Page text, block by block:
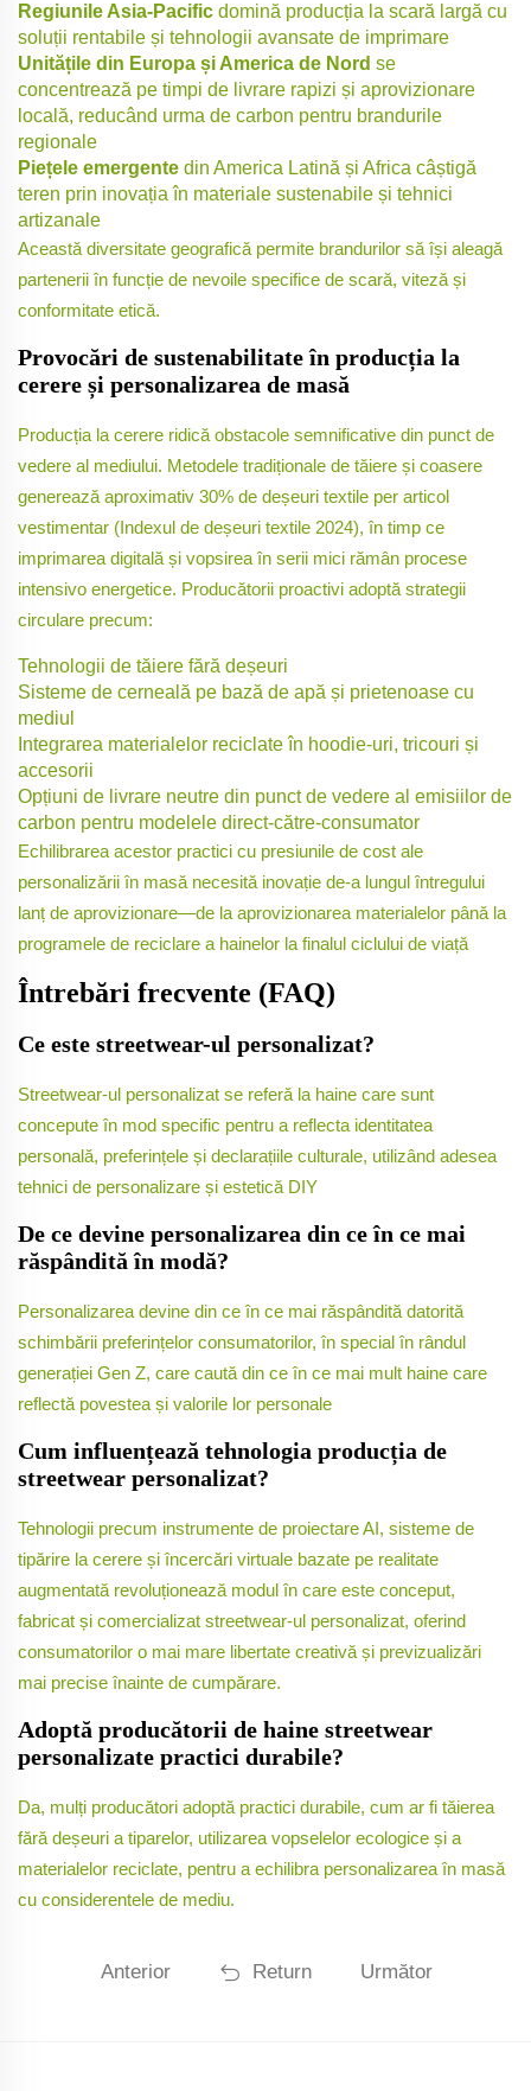
Regiunile Asia-Pacific domină producția la scară largă cu
soluții rentabile și tehnologii avansate de imprimare
Unitățile din Europa și America de Nord se
concentrează pe timpi de livrare rapizi și aprovizionare
locală, reducând urma de carbon pentru brandurile
regionale
Piețele emergente din America Latină și Africa câștigă
teren prin inovația în materiale sustenabile și tehnici
artizanale
Această diversitate geografică permite brandurilor să își aleagă
partenerii în funcție de nevoile specifice de scară, viteză și
conformitate etică.
Provocări de sustenabilitate în producția la
cerere și personalizarea de masă
Producția la cerere ridică obstacole semnificative din punct de
vedere al mediului. Metodele tradiționale de tăiere și coasere
generează aproximativ 30% de deșeuri textile per articol
vestimentar (Indexul de deșeuri textile 2024), în timp ce
imprimarea digitală și vopsirea în serii mici rămân procese
intensivo energetice. Producătorii proactivi adoptă strategii
circulare precum:
Tehnologii de tăiere fără deșeuri
Sisteme de cerneală pe bază de apă și prietenoase cu
mediul
Integrarea materialelor reciclate în hoodie-uri, tricouri și
accesorii
Opțiuni de livrare neutre din punct de vedere al emisiilor de
carbon pentru modelele direct-către-consumator
Echilibrarea acestor practici cu presiunile de cost ale
personalizării în masă necesită inovație de-a lungul întregului
lanț de aprovizionare—de la aprovizionarea materialelor până la
programele de reciclare a hainelor la finalul ciclului de viață
Întrebări frecvente (FAQ)
Ce este streetwear-ul personalizat?
Streetwear-ul personalizat se referă la haine care sunt
concepute în mod specific pentru a reflecta identitatea
personală, preferințele și declarațiile culturale, utilizând adesea
tehnici de personalizare și estetică DIY
De ce devine personalizarea din ce în ce mai
răspândită în modă?
Personalizarea devine din ce în ce mai răspândită datorită
schimbării preferințelor consumatorilor, în special în rândul
generației Gen Z, care caută din ce în ce mai mult haine care
reflectă povestea și valorile lor personale
Cum influențează tehnologia producția de
streetwear personalizat?
Tehnologii precum instrumente de proiectare AI, sisteme de
tipărire la cerere și încercări virtuale bazate pe realitate
augmentată revoluționează modul în care este conceput,
fabricat și comercializat streetwear-ul personalizat, oferind
consumatorilor o mai mare libertate creativă și previzualizări
mai precise înainte de cumpărare.
Adoptă producătorii de haine streetwear
personalizate practici durabile?
Da, mulți producători adoptă practici durabile, cum ar fi tăierea
fără deșeuri a tiparelor, utilizarea vopselelor ecologice și a
materialelor reciclate, pentru a echilibra personalizarea în masă
cu considerentele de mediu.
Anterior Return Următor